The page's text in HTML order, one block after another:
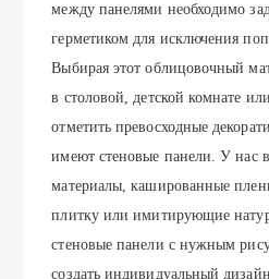
между панелями необходимо
герметиком для исключения
Выбирая этот облицовочный
в столовой, детской комнате
отметить превосходные
имеют стеновые панели. У нас в
материалы, кашированные
плитку или имитирующие
стеновые панели с нужным
создать индивидуальный